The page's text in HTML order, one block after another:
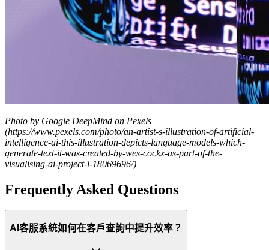
Photo by Google DeepMind on Pexels
(https://www.pexels.com/photo/an-artist-s-illustration-of-artificial-
intelligence-ai-this-illustration-depicts-language-models-which-
generate-text-it-was-created-by-wes-cockx-as-part-of-the-
visualising-ai-project-l-18069696/)
Frequently Asked Questions
AI客服系統如何在客戶查詢中提升效率？